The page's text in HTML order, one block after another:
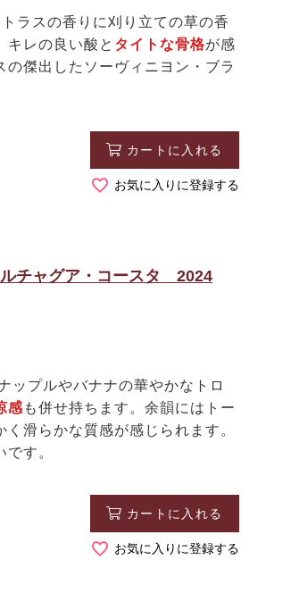
ラスの香りに刈り立ての草の香
キレの良い酸と タイトな骨格が感
傑出したソーヴィニヨン・ブラ
カートに入れる
お気に入りに登録する
チャグア・コースタ 2024
ップルやバナナの華やかなトロ
感 も併せ持ちます。余韻にはトー
滑らかな質感が感じられます。
す。
カートに入れる
お気に入りに登録する